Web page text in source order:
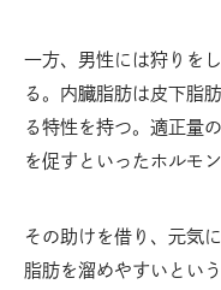
一方、男性には狩りを
る。内臓脂肪は皮下脂
る特性を持つ。適正量
を促すといったホルモ
その助けを借り、元気
脂肪を溜めやすいとい